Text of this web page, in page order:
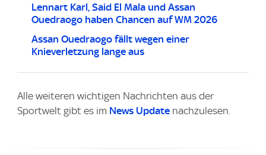
Lennart Karl, Said El Mala und Assan
Ouedraogo haben Chancen auf WM 2026
Assan Ouedraogo fällt wegen einer
Knieverletzung lange aus
Alle weiteren wichtigen Nachrichten aus der
Sportwelt gibt es im News Update nachzulesen.